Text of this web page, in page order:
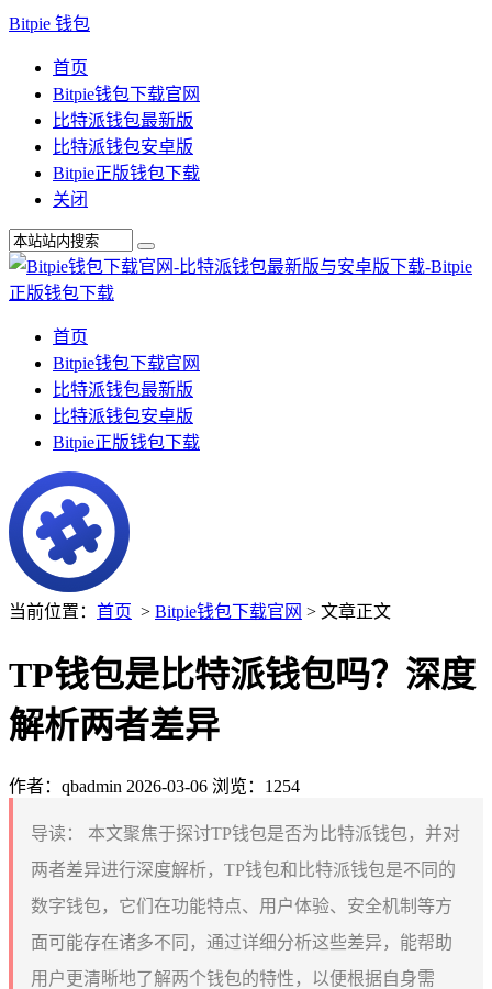
Bitpie 钱包
首页
Bitpie钱包下载官网
比特派钱包最新版
比特派钱包安卓版
Bitpie正版钱包下载
关闭
首页
Bitpie钱包下载官网
比特派钱包最新版
比特派钱包安卓版
Bitpie正版钱包下载
当前位置： 首页 > Bitpie钱包下载官网 > 文章正文
TP钱包是比特派钱包吗？深度
解析两者差异
作者：qbadmin 2026-03-06 浏览：1254
导读：
本文聚焦于探讨TP钱包是否为比特派钱包，并对
两者差异进行深度解析，TP钱包和比特派钱包是不同的
数字钱包，它们在功能特点、用户体验、安全机制等方
面可能存在诸多不同，通过详细分析这些差异，能帮助
用户更清晰地了解两个钱包的特性，以便根据自身需